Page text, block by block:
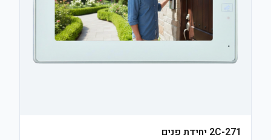
2C-271 יחידת פנים